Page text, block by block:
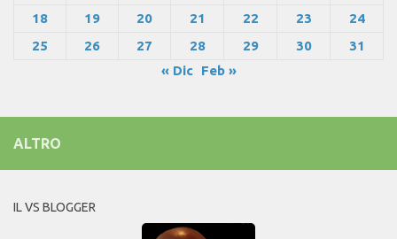
18
19 20 21 22 23
24
25
26 27 28 29 30
31
« Dic
Feb »
ALTRO
IL VS BLOGGER